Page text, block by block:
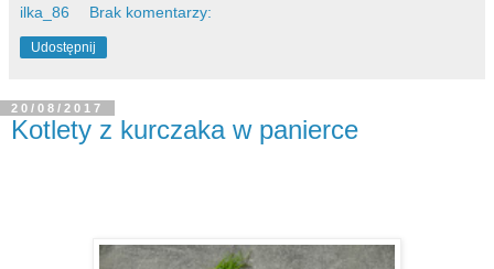
ilka_86 Brak komentarzy:
Udostępnij
20/08/2017
Kotlety z kurczaka w panierce